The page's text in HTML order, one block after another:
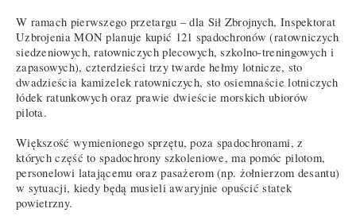
W ramach pierwszego przetargu – dla Sił Zbrojnych, Inspektorat
Uzbrojenia MON planuje kupić 121 spadochronów (ratowniczych
siedzeniowych, ratowniczych plecowych, szkolno-treningowych i
zapasowych), czterdzieści trzy twarde hełmy lotnicze, sto
dwadzieścia kamizelek ratowniczych, sto osiemnaście lotniczych
łódek ratunkowych oraz prawie dwieście morskich ubiorów
pilota.
Większość wymienionego sprzętu, poza spadochronami, z
których część to spadochrony szkoleniowe, ma pomóc pilotom,
personelowi latającemu oraz pasażerom (np. żołnierzom desantu)
w sytuacji, kiedy będą musieli awaryjnie opuścić statek
powietrzny.